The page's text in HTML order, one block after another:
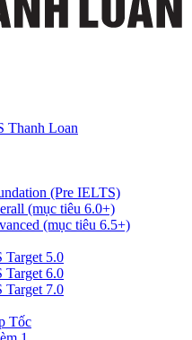
Thanh Loan
(Pre IELTS)
(mục tiêu 6.0+)
(mục tiêu 6.5+)
Target 5.0
Target 6.0
Target 7.0
Tốc